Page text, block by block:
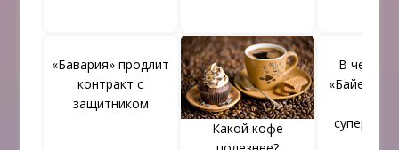
«Бавария» продлит
контракт с
защитником
Какой кофе
В
«Байера»